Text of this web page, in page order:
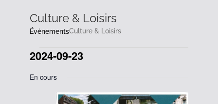
Culture & Loisirs
ÉvènementsCulture & Loisirs
Évènements
for
2024-09-23
une
En cours